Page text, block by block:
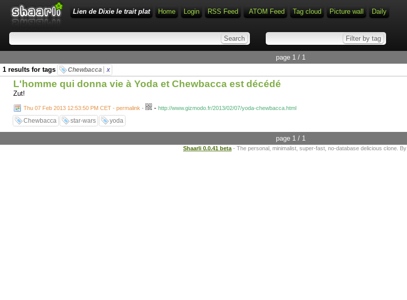
Lien de Dixie le trait plat Home Login RSS Feed ATOM Feed Tag cloud Picture wall Daily
page 1 / 1
1 results for tags
Chewbacca x
L'homme qui donna vie à Yoda et Chewbacca est décédé
Zut!
Thu 07 Feb 2013 12:53:50 PM CET - permalink - - http://www.gizmodo.fr/2013/02/07/yoda-chewbacca.html
Chewbacca star-wars yoda
page 1 / 1
Shaarli 0.0.41 beta - The personal, minimalist, super-fast, no-database delicious clone. By